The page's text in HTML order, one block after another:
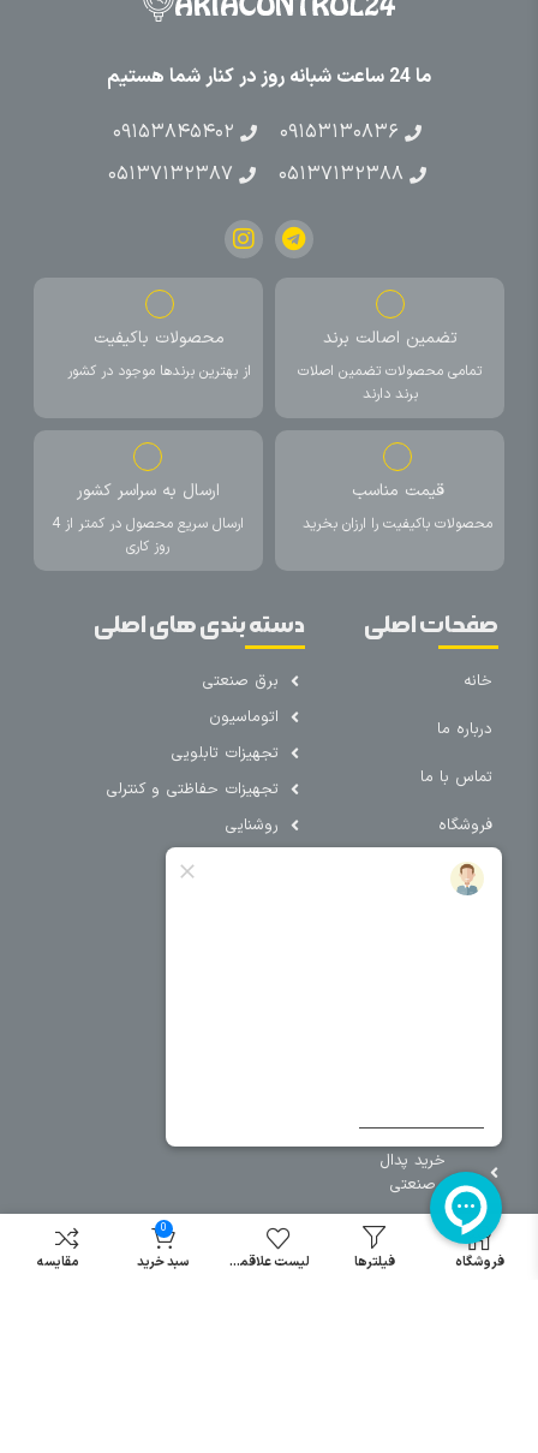
ما 24 ساعت شبانه روز در کنار شما هستیم
۰۹۱۵۳۱۳۰۸۳۶
۰۹۱۵۳۸۴۵۴۰۲
۰۵۱۳۷۱۳۲۳۸۸
۰۵۱۳۷۱۳۲۳۸۷
تضمین اصالت برند
تمامی محصولات تضمین اصلات
برند دارند
محصولات باکیفیت
از بهترین برندها موجود در کشور
قیمت مناسب
محصولات باکیفیت را ارزان بخرید
ارسال به سراسر کشور
ارسال سریع محصول در کمتر از 4
روز کاری
صفحات اصلی
خانه
درباره ما
تماس با ما
فروشگاه
دسته بندی های اصلی
برق صنعتی
اتوماسیون
تجهیزات تابلویی
تجهیزات حفاظتی و کنترلی
روشنایی
سوئیچ
خرید پدال
صنعتی
فروشگاه فیلترها لیست علاقمندی
0
سبد خرید مقایسه